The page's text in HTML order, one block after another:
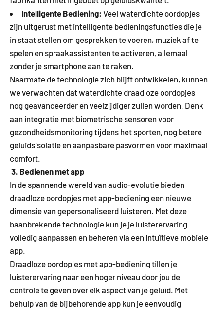
Intelligente Bediening: Veel waterdichte oordopjes
zijn uitgerust met intelligente bedieningsfuncties die je
in staat stellen om gesprekken te voeren, muziek af te
spelen en spraakassistenten te activeren, allemaal
zonder je smartphone aan te raken.
Naarmate de technologie zich blijft ontwikkelen, kunnen
we verwachten dat waterdichte draadloze oordopjes
nog geavanceerder en veelzijdiger zullen worden. Denk
aan integratie met biometrische sensoren voor
gezondheidsmonitoring tijdens het sporten, nog betere
geluidsisolatie en aanpasbare pasvormen voor maximaal
comfort.
3. Bedienen met app
In de spannende wereld van audio-evolutie bieden
draadloze oordopjes met app-bediening een nieuwe
dimensie van gepersonaliseerd luisteren. Met deze
baanbrekende technologie kun je je luisterervaring
volledig aanpassen en beheren via een intuïtieve mobiele
app.
Draadloze oordopjes met app-bediening tillen je
luisterervaring naar een hoger niveau door jou de
controle te geven over elk aspect van je geluid. Met
behulp van de bijbehorende app kun je eenvoudig